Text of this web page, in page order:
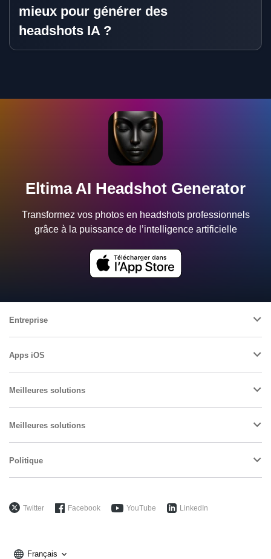
mieux pour générer des
headshots IA ?
Eltima AI Headshot Generator
Transformez vos photos en headshots professionnels
grâce à la puissance de l’intelligence artificielle
Entreprise
Apps iOS
Meilleures solutions
Meilleures solutions
Politique
Twitter Facebook YouTube LinkedIn
Français